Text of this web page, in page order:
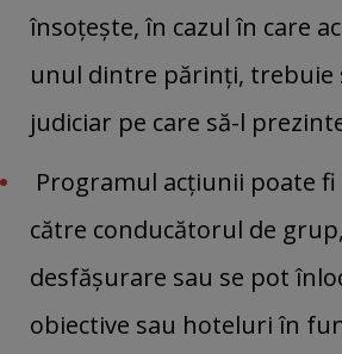
însoţeşte, în cazul în care
unul dintre părinţi, trebuie
judiciar pe care să-l
Programul acţiunii poate
către conducătorul de
desfăşurare sau se pot
obiective sau hoteluri în